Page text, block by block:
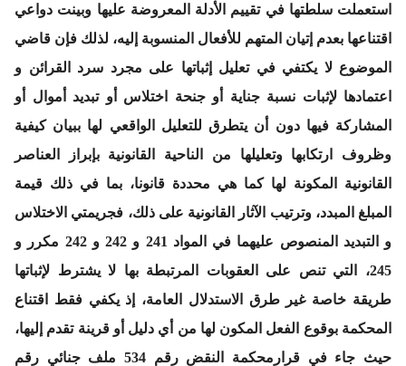
استعملت سلطتها في تقييم الأدلة المعروضة عليها وبينت دواعي
اقتناعها بعدم إتيان المتهم للأفعال المنسوبة إليه، لذلك فإن قاضي
الموضوع لا يكتفي في تعليل إثباتها على مجرد سرد القرائن و
اعتمادها لإثبات نسبة جناية أو جنحة اختلاس أو تبديد أموال أو
المشاركة فيها دون أن يتطرق للتعليل الواقعي لها ببيان كيفية
وظروف ارتكابها وتعليلها من الناحية القانونية بإبراز العناصر
القانونية المكونة لها كما هي محددة قانونا، بما في ذلك قيمة
المبلغ المبدد، وترتيب الآثار القانونية على ذلك، فجريمتي الاختلاس
و التبديد المنصوص عليهما في المواد 241 و 242 و 242 مكرر و
245، التي تنص على العقوبات المرتبطة بها لا يشترط لإثباتها
طريقة خاصة غير طرق الاستدلال العامة، إذ يكفي فقط اقتناع
المحكمة بوقوع الفعل المكون لها من أي دليل أو قرينة تقدم إليها،
حيث جاء في
قرارمحكمة النقض رقم 534 ملف جنائي رقم